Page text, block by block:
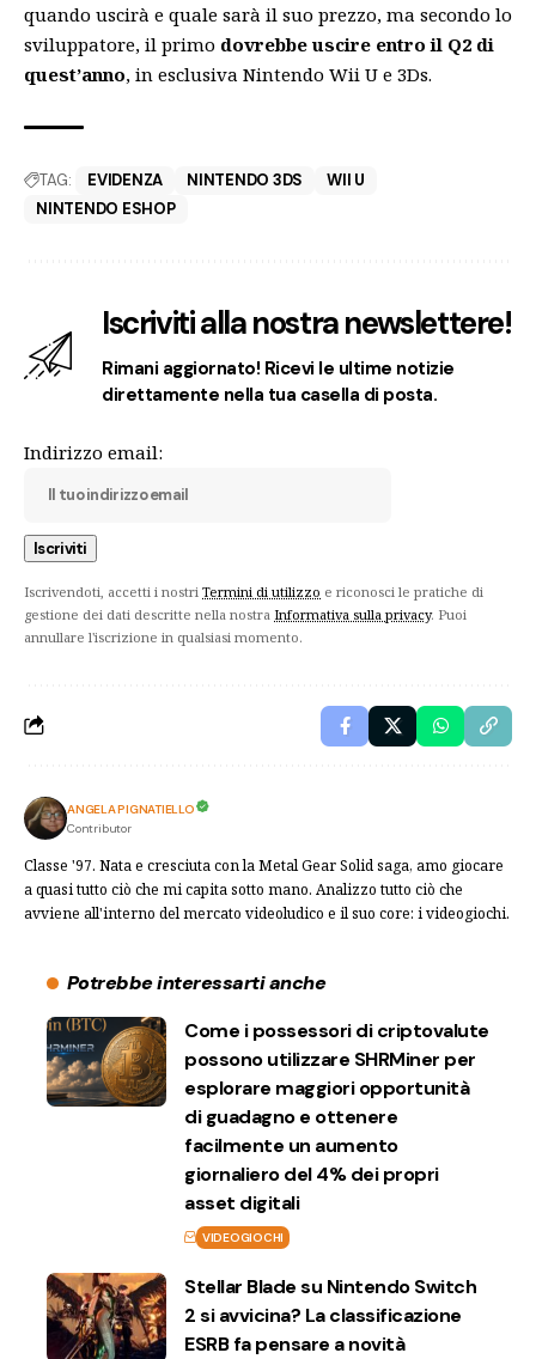
quando uscirà e quale sarà il suo prezzo, ma secondo lo
sviluppatore, il primo dovrebbe uscire entro il Q2 di
quest’anno, in esclusiva Nintendo Wii U e 3Ds.
TAG: EVIDENZA NINTENDO 3DS
WII U
NINTENDO ESHOP
Iscriviti alla nostra newslettere!
Rimani aggiornato! Ricevi le ultime notizie
direttamente nella tua casella di posta.
Indirizzo email:
Iscrivendoti, accetti i nostri Termini di utilizzo e riconosci le pratiche di
gestione dei dati descritte nella nostra Informativa sulla privacy. Puoi
annullare l'iscrizione in qualsiasi momento.
ANGELA PIGNATIELLO
Contributor
Classe '97. Nata e cresciuta con la Metal Gear Solid saga, amo giocare
a quasi tutto ciò che mi capita sotto mano. Analizzo tutto ciò che
avviene all'interno del mercato videoludico e il suo core: i videogiochi.
Potrebbe interessarti anche
Come i possessori di criptovalute
possono utilizzare SHRMiner per
esplorare maggiori opportunità
di guadagno e ottenere
facilmente un aumento
giornaliero del 4% dei propri
asset digitali
VIDEOGIOCHI
Stellar Blade su Nintendo Switch
2 si avvicina? La classificazione
ESRB fa pensare a novità